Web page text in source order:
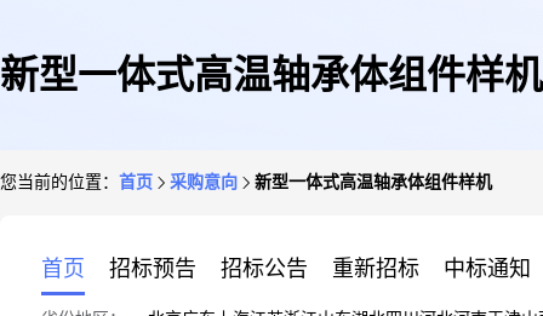
新型一体式高温轴承体组件样机
您当前的位置： 首页 采购意向 新型一体式高温轴承体组件样机
首页 招标预告 招标公告 重新招标 中标通知